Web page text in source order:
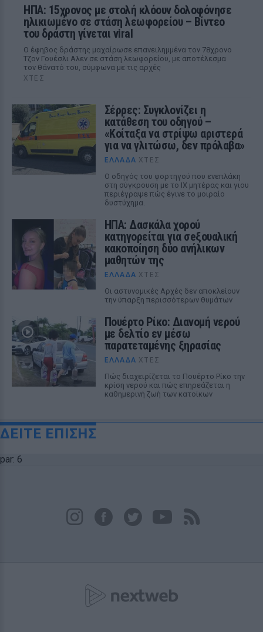
ΗΠΑ: 15χρονος με στολή κλόουν δολοφόνησε
ηλικιωμένο σε στάση λεωφορείου – Βίντεο
του δράστη γίνεται viral
Ο έφηβος δράστης μαχαίρωσε επανειλημμένα τον 78χρονο
Τζον Γουέσλι Αλεν σε στάση λεωφορείου, με αποτέλεσμα
τον θάνατό του, σύμφωνα με τις αρχές
ΧΤΕΣ
Σέρρες: Συγκλονίζει η
κατάθεση του οδηγού –
«Κοίταξα να στρίψω αριστερά
για να γλιτώσω, δεν πρόλαβα»
ΕΛΛΆΔΑ ΧΤΕΣ
Ο οδηγός του φορτηγού που ενεπλάκη
στη σύγκρουση με το ΙΧ μητέρας και γιου
περιέγραψε πώς έγινε το μοιραίο
δυστύχημα.
ΗΠΑ: Δασκάλα χορού
κατηγορείται για σeξουαλική
κακοποίηση δύο ανήλικων
μαθητών της
ΕΛΛΆΔΑ ΧΤΕΣ
Οι αστυνομικές Αρχές δεν αποκλείουν
την ύπαρξη περισσότερων θυμάτων
Πουέρτο Ρίκο: Διανομή νερού
με δελτίο εν μέσω
παρατεταμένης ξηρασίας
ΕΛΛΆΔΑ ΧΤΕΣ
Πώς διαχειρίζεται το Πουέρτο Ρίκο την
κρίση νερού και πώς επηρεάζεται η
καθημερινή ζωή των κατοίκων
ΔΕΙΤΕ ΕΠΙΣΗΣ
par: 6